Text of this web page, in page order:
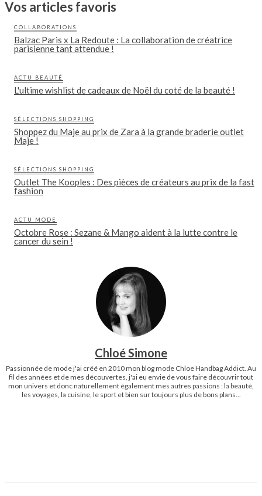
Vos articles favoris
COLLABORATIONS
Balzac Paris x La Redoute : La collaboration de créatrice
parisienne tant attendue !
ACTU BEAUTÉ
L'ultime wishlist de cadeaux de Noël du coté de la beauté !
SÉLECTIONS SHOPPING
Shoppez du Maje au prix de Zara à la grande braderie outlet
Maje !
SÉLECTIONS SHOPPING
Outlet The Kooples : Des pièces de créateurs au prix de la fast
fashion
ACTU MODE
Octobre Rose : Sezane & Mango aident à la lutte contre le
cancer du sein !
Chloé Simone
Passionnée de mode j'ai créé en 2010 mon blog mode Chloe Handbag Addict. Au
fil des années et de mes découvertes, j'ai eu envie de vous faire découvrir tout
mon univers et donc naturellement également mes autres passions : la beauté,
les voyages, la cuisine, le sport et bien sur toujours plus de bons plans...